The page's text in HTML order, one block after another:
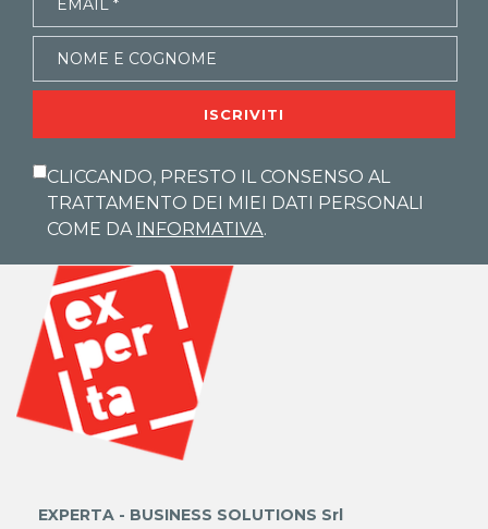
ISCRIVITI
CLICCANDO, PRESTO IL CONSENSO AL
TRATTAMENTO DEI MIEI DATI PERSONALI
COME DA INFORMATIVA.
EXPERTA - BUSINESS SOLUTIONS Srl